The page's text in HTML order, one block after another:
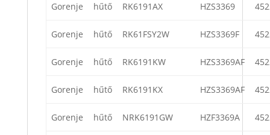
Gorenje hűtő RK6191AX HZS3369
Gorenje hűtő RK61FSY2W HZS3369F
Gorenje hűtő RK6191KW HZS3369AF
Gorenje hűtő RK6191KX HZS3369AF
Gorenje hűtő NRK6191GW HZF3369A